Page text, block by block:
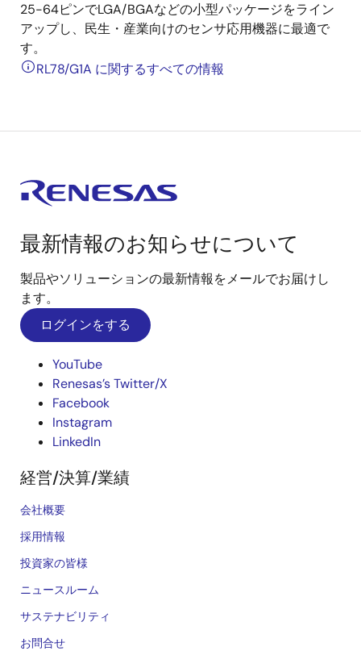
25-64ピンでLGA/BGAなどの小型パッケージをライン
アップし、民生・産業向けのセンサ応用機器に最適で
す。
RL78/G1A に関するすべての情報
最新情報のお知らせについて
製品やソリューションの最新情報をメールでお届けし
ます。
ログインをする
YouTube
Renesas’s Twitter/X
Facebook
Instagram
LinkedIn
経営/決算/業績
会社概要
採用情報
投資家の皆様
ニュースルーム
サステナビリティ
お問合せ